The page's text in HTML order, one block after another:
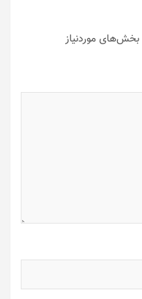
بخش‌های موردنیاز